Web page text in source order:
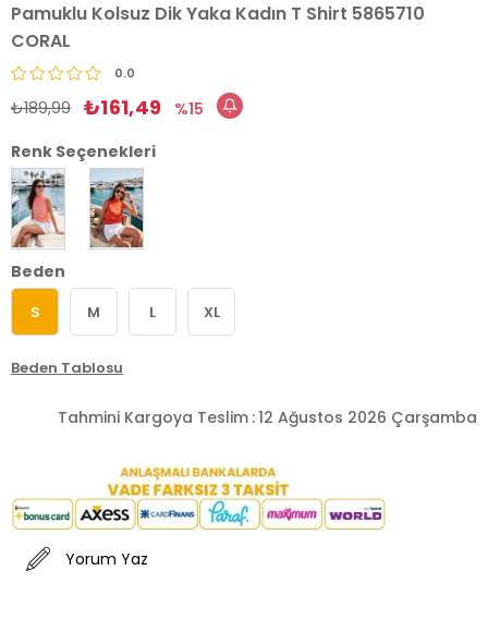
Pamuklu Kolsuz Dik Yaka Kadın T Shirt 5865710
CORAL
0.0
₺189,99 ₺161,49
15
Renk Seçenekleri
Beden
S M L XL
Beden Tablosu
Tahmini Kargoya Teslim :12 Ağustos 2026 Çarşamba
Yorum Yaz